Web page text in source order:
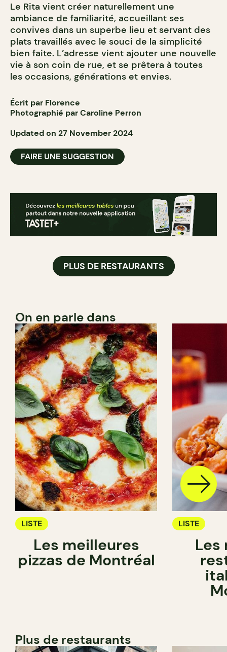
Le Rita vient créer naturellement une
ambiance de familiarité, accueillant ses
convives dans un superbe lieu et servant des
plats travaillés avec le souci de la simplicité
bien faite. L’adresse vient ajouter une nouvelle
vie à son coin de rue, et se prêtera à toutes
les occasions, générations et envies.
Écrit par Florence
Photographié par Caroline Perron
Updated on 27 November 2024
FAIRE UNE SUGGESTION
PLUS DE RESTAURANTS
On en parle dans
LISTE
Les meilleures
pizzas de Montréal
LISTE
Les
Plus de restaurants